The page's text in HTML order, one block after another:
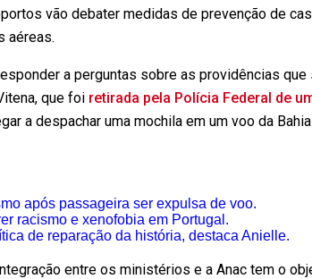
vão debater medidas de prevenção de
aéreas.
a perguntas sobre as providências
que foi retirada pela Polícia Federal de
a despachar uma mochila em um voo da
após passageira ser expulsa de voo.
racismo e xenofobia em Portugal.
de reparação da história, destaca Anielle.
entre os ministérios e a Anac tem o